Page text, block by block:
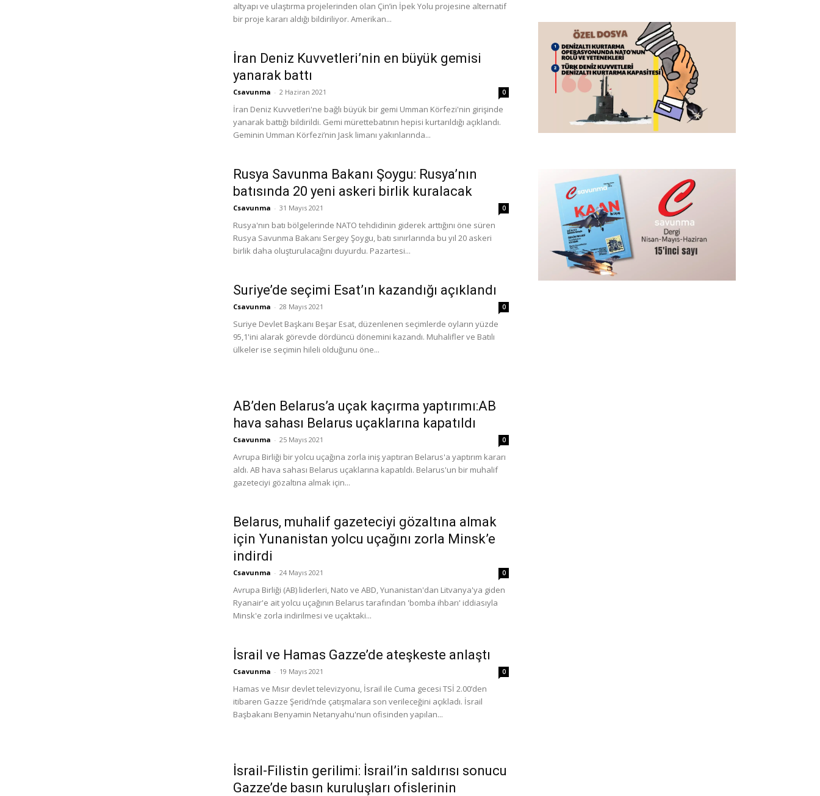
altyapı ve ulaştırma projelerinden olan Çin’in İpek Yolu projesine alternatif
bir proje kararı aldığı bildiriliyor. Amerikan...
İran Deniz Kuvvetleri’nin en büyük gemisi
yanarak battı
Csavunma - 2 Haziran 2021 0
İran Deniz Kuvvetleri'ne bağlı büyük bir gemi Umman Körfezi'nin girişinde
yanarak battığı bildirildi. Gemi mürettebatının hepisi kurtarıldığı açıklandı.
Geminin Umman Körfezi’nin Jask limanı yakınlarında...
Rusya Savunma Bakanı Şoygu: Rusya’nın
batısında 20 yeni askeri birlik kuralacak
Csavunma - 31 Mayıs 2021 0
Rusya'nın batı bölgelerinde NATO tehdidinin giderek arttığını öne süren
Rusya Savunma Bakanı Sergey Şoygu, batı sınırlarında bu yıl 20 askeri
birlik daha oluşturulacağını duyurdu. Pazartesi...
Suriye’de seçimi Esat’ın kazandığı açıklandı
Csavunma - 28 Mayıs 2021 0
Suriye Devlet Başkanı Beşar Esat, düzenlenen seçimlerde oyların yüzde
95,1'ini alarak görevde dördüncü dönemini kazandı. Muhalifler ve Batılı
ülkeler ise seçimin hileli olduğunu öne...
AB’den Belarus’a uçak kaçırma yaptırımı:AB
hava sahası Belarus uçaklarına kapatıldı
Csavunma - 25 Mayıs 2021 0
Avrupa Birliği bir yolcu uçağına zorla iniş yaptıran Belarus'a yaptırım kararı
aldı. AB hava sahası Belarus uçaklarına kapatıldı. Belarus'un bir muhalif
gazeteciyi gözaltına almak için...
Belarus, muhalif gazeteciyi gözaltına almak
için Yunanistan yolcu uçağını zorla Minsk’e
indirdi
Csavunma - 24 Mayıs 2021 0
Avrupa Birliği (AB) liderleri, Nato ve ABD, Yunanistan'dan Litvanya'ya giden
Ryanair'e ait yolcu uçağının Belarus tarafından 'bomba ihbarı' iddiasıyla
Minsk'e zorla indirilmesi ve uçaktaki...
İsrail ve Hamas Gazze’de ateşkeste anlaştı
Csavunma - 19 Mayıs 2021 0
Hamas ve Mısır devlet televizyonu, İsrail ile Cuma gecesi TSİ 2.00’den
itibaren Gazze Şeridi’nde çatışmalara son verileceğini açıkladı. İsrail
Başbakanı Benyamin Netanyahu'nun ofisinden yapılan...
İsrail-Filistin gerilimi: İsrail’in saldırısı sonucu
Gazze’de basın kuruluşları ofislerinin